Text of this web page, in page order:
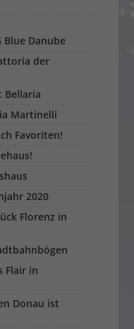
Blue Danube
der
Bellaria
Martinelli
Favoriten!
2020
Florenz in
Flair in
Donau ist